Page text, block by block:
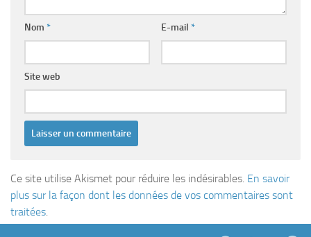
Nom * E-mail *
Site web
Ce site utilise Akismet pour réduire les indésirables. En savoir
plus sur la façon dont les données de vos commentaires sont
traitées.